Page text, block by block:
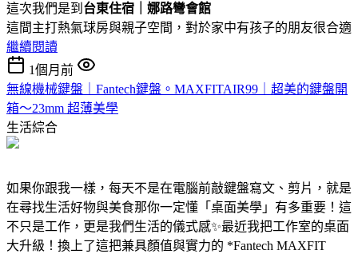
這次我們是到 台東住宿｜娜路彎會館
這間主打熱氣球房與親子空間，對於家中有孩子的朋友很合適
繼續閱讀
1個月前
無線機械鍵盤｜Fantech鍵盤。MAXFITAIR99｜超美的鍵盤開
箱～23mm 超薄美學
生活綜合
如果你跟我一樣，每天不是在電腦前敲鍵盤寫文、剪片，就是
在尋找生活好物與美食那你一定懂「桌面美學」有多重要！這
不只是工作，更是我們生活的儀式感✨最近我把工作室的桌面
大升級！換上了這把兼具顏值與實力的 *Fantech MAXFIT